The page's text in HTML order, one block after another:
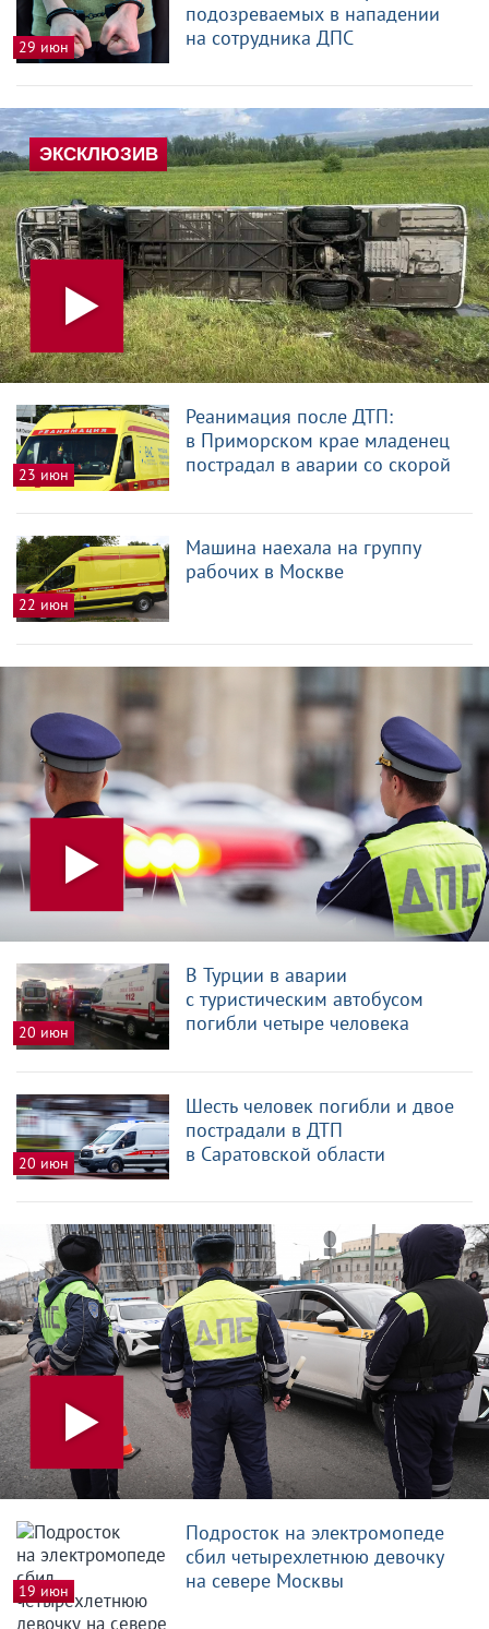
29 июн
подозреваемых в нападении
на сотрудника ДПС
23 июн
Реанимация после ДТП:
в Приморском крае младенец
пострадал в аварии со скорой
22 июн
Машина наехала на группу
рабочих в Москве
20 июн
В Турции в аварии
с туристическим автобусом
погибли четыре человека
20 июн
Шесть человек погибли и двое
пострадали в ДТП
в Саратовской области
19 июн
Подросток на электромопеде
сбил четырехлетнюю девочку
на севере Москвы